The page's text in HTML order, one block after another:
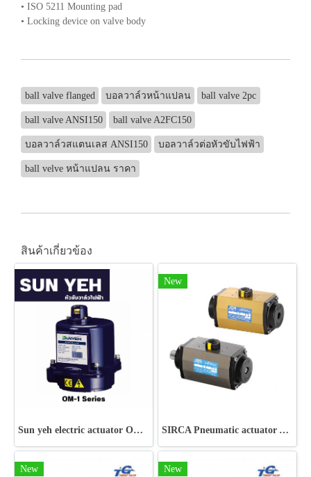
• ISO 5211 Mounting pad
• Locking device on valve body
ball valve flanged บอลวาล์วหน้าแปลน ball valve 2pc
ball valve ANSI150 ball valve A2FC150
บอลวาล์วสแตนเลส ANSI150 บอลวาล์วต่อหัวขับไฟฟ้า
ball velve หน้าแปลน ราคา
สินค้าเกี่ยวข้อง
Sun yeh electric actuator OM-1 Series
New
SIRCA Pneumatic actuator AP-APM Series
New New